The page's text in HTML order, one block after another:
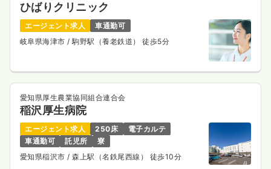
ひばりクリニック
エージェント求人
車通勤可
岐阜県海津市 / 駒野駅（養老鉄道） 徒歩5分
愛知県厚生農業協同組合連合会
稲沢厚生病院
エージェント求人 250床
電子カルテ
車通勤可
託児所
寮
愛知県稲沢市/ 森上駅（名鉄尾西線） 徒歩10分